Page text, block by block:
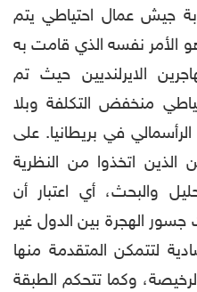
جيش عمال احتياطي يتم
الأمر نفسه الذي قامت به
الايرلنديين حيث تم
منخفض التكلفة وبلا
في بريطانيا. على
الذين اتخذوا من النظرية
والبحث، أي اعتبار أن
جسور الهجرة بين الدول غير
لتتمكن المتقدمة منها
وكما تتحكم الطبقة